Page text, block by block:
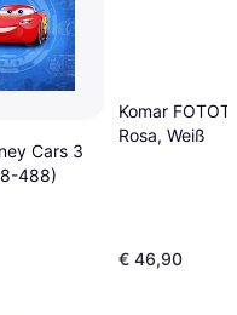
Cars 3
488)
Komar
Rosa, Weiß
€ 46,90